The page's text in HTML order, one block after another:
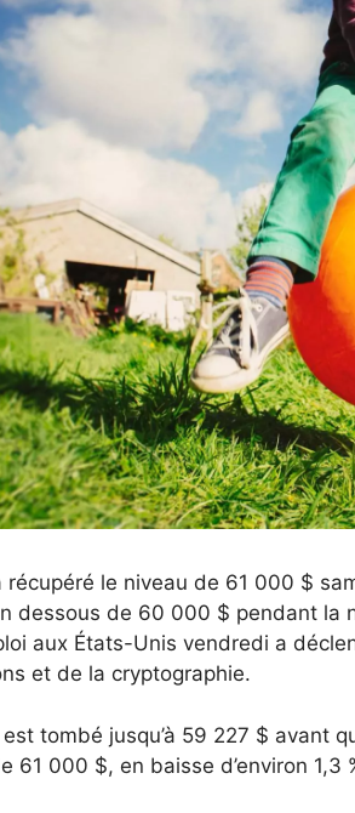
récupéré le niveau de 61 000 $
dessous de 60 000 $ pendant la
aux États-Unis vendredi a
et de la cryptographie.
tombé jusqu’à 59 227 $ avant
61 000 $, en baisse d’environ 1,3